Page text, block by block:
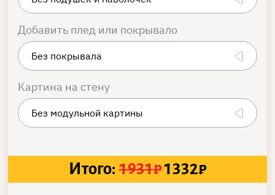
Добавить плед или покрывало
Картина на стену
Итого: 1931₽1332₽